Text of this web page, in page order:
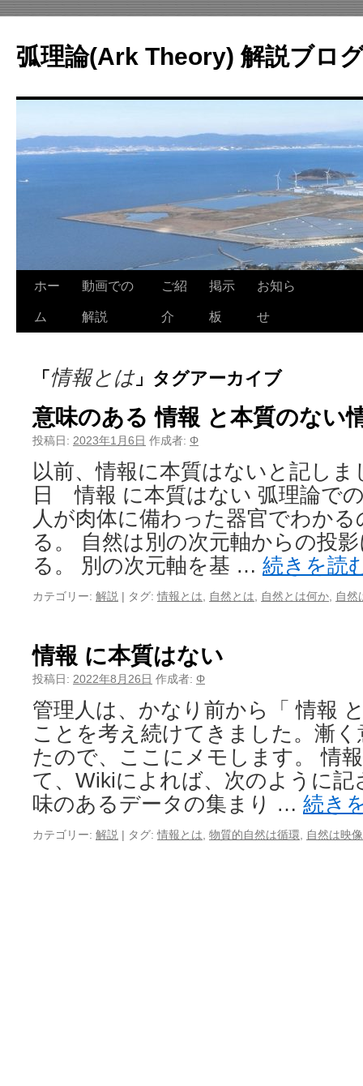
テ
ン
へ
ッ
プ
弧理論(Ark Theory) 解説ブロ
ホー
ム
動画での
解説
ご紹
介
掲示
板
お知ら
せ
「情報とは」タグアーカイブ
意味のある 情報 と本質のない
投稿日: 2023年1月6日 作成者: Φ
以前、情報に本質はないと記しま
日 情報 に本質はない 弧理論で
人が肉体に備わった器官でわか
る。 自然は別の次元軸からの投
る。 別の次元軸を基 … 続きを読
カテゴリー: 解説 | タグ: 情報とは 自然とは 自然とは何か 自然
情報 に本質はない
投稿日: 2022年8月26日 作成者: Φ
管理人は、かなり前から「 情報
ことを考え続けてきました。漸
たので、ここにメモします。 情
て、Wikiによれば、次のように
味のあるデータの集まり … 続き
カテゴリー: 解説 | タグ: 情報とは 物質的自然は循環 自然は映